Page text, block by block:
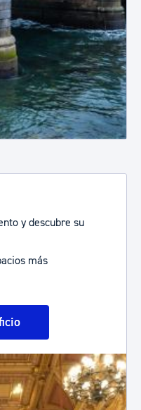
y descubre su
más